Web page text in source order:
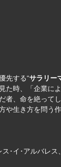
先する“サラリー
時、「企業
、命を絶っ
や生き方を問う作
･イ･アルバレ